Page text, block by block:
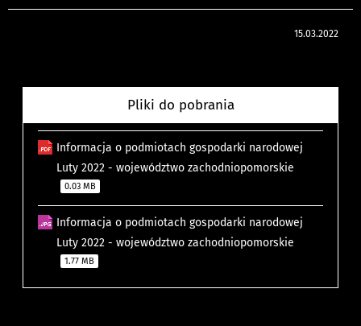
15.03.2022
Pliki do pobrania
Informacja o podmiotach gospodarki narodowej
Luty 2022 - województwo zachodniopomorskie
0.03 MB
Informacja o podmiotach gospodarki narodowej
Luty 2022 - województwo zachodniopomorskie
1.77 MB